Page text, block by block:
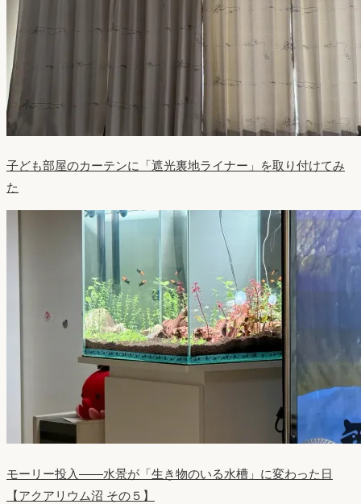
子ども部屋のカーテンに「遮光裏地ライナー」を取り付けてみ
た
モーリー投入——水景が「生き物のいる水槽」に変わった日
【アクアリウム沼 その５】